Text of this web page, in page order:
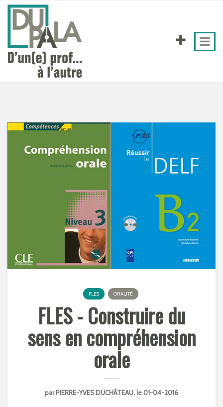
FLES ORALITÉ
FLES - Construire du
sens en compréhension
orale
parPIERRE-YVES DUCHÂTEAU, le 01-04-2016